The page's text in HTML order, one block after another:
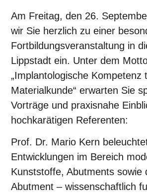
Am Freitag, den 26.
wir Sie herzlich zu einer
Fortbildungsveranstaltung in
Lippstadt ein. Unter dem
„Implantologische Kompetenz
Materialkunde“ erwarten Sie
Vorträge und praxisnahe
hochkarätigen Referenten:
Prof. Dr. Mario Kern
Entwicklungen im Bereich
Kunststoffe, Abutments sowie
Abutment – wissenschaftlich